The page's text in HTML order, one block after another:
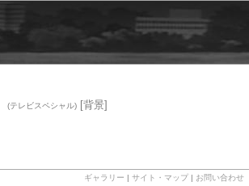
(テレビスペシャル)[背景]
ギャラリー サイト・マップ お問い合わせ